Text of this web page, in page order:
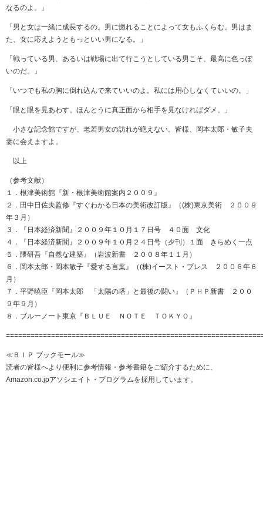
なるのよ。」
「男と女は一緒に成長するの。男に惚れることによって女もふくらむ。男はま
た、女に応えようともっといい男になる。」
「戦っている男、あるいは戦場に出て行こうとしている男こそ、最高に色っぽ
いのだ。」
「いつでも私の胸に倒れ込んで来ていいのよ。私には用心しなくていいの。」
「眼と眼を見あわす。ほんとうに真正面から相手を見なければダメ。」
小さな記念館ですが、老若男女の訪れが絶えない。皆様、岡本太郎・敏子夫
妻に会えますよ。
以上
（参考文献）
１．根津美術館『新・根津美術館案内２００９』
２．田中日佐夫監修『すぐわかる日本の美術改訂版』（(株)東京美術 ２００９
年３月）
３．『日本経済新聞』２００９年１０月１７日号 ４０面 文化
４．『日本経済新聞』２００９年１０月２４日号（夕刊）１面 きらめく一点
５．隈研吾『自然な建築』（岩波新書 ２００８年１１月）
６．岡本太郎・岡本敏子『愛する言葉』（(株)イースト・プレス ２００６年６
月）
７．平野暁臣『岡本太郎 「太陽の塔」と最後の闘い』（ＰＨＰ新書 ２００
９年９月）
８．ブルーノート東京『ＢＬＵＥ ＮＯＴＥ ＴＯＫＹＯ』
≪ＢＩＰ ブックモール≫
読者の皆様へより便利に参考情報・参考書籍をご紹介するために、
Amazon.co.jpアソシエイト・プログラムを採用しています。